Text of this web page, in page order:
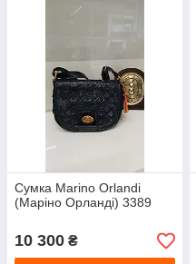
Сумка Marino Orlandi
(Маріно Орланді) 3389
10 300 ₴